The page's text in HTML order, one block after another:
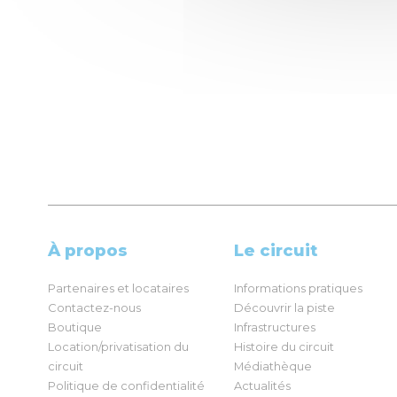
À propos
Partenaires et locataires
Contactez-nous
Boutique
Location/privatisation du
circuit
Politique de confidentialité
Le circuit
Informations pratiques
Découvrir la piste
Infrastructures
Histoire du circuit
Médiathèque
Actualités